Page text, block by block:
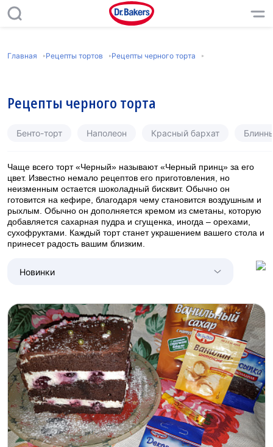
Главная Рецепты тортов Рецепты черного торта
Рецепты черного торта
Бенто-торт Наполеон Красный бархат
Чаще всего торт «Черный» называют «Черный принц» за его
цвет. Известно немало рецептов его приготовления, но
неизменным остается шоколадный бисквит. Обычно он
готовится на кефире, благодаря чему становится воздушным и
рыхлым. Обычно он дополняется кремом из сметаны, которую
добавляется сахарная пудра и сгущенка, иногда – орехами,
сухофруктами. Каждый торт станет украшением вашего стола и
принесет радость вашим близким.
Новинки